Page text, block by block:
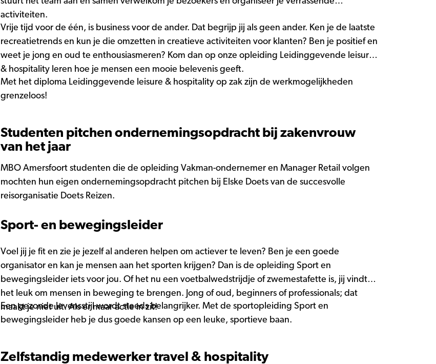
activiteiten.
Vrije tijd voor de één, is business voor de ander. Dat begrijp jij als geen ander. Ken je de laatste
recreatietrends en kun je die omzetten in creatieve activiteiten voor klanten? Ben je positief en
weet je jong en oud te enthousiasmeren? Kom dan op onze opleiding Leidinggevende leisure
& hospitality leren hoe je mensen een mooie belevenis geeft.
Met het diploma Leidinggevende leisure & hospitality op zak zijn de werkmogelijkheden
grenzeloos!
Studenten pitchen ondernemingsopdracht bij zakenvrouw
van het jaar
MBO Amersfoort studenten die de opleiding Vakman-ondernemer en Manager Retail volgen
mochten hun eigen ondernemingsopdracht pitchen bij Elske Doets van de succesvolle
reisorganisatie Doets Reizen.
Sport- en bewegingsleider
Voel jij je fit en zie je jezelf al anderen helpen om actiever te leven? Ben je een goede
organisator en kan je mensen aan het sporten krijgen? Dan is de opleiding Sport en
bewegingsleider iets voor jou. Of het nu een voetbalwedstrijdje of zwemestafette is, jij vindt
het leuk om mensen in beweging te brengen. Jong of oud, beginners of professionals; dat
maakt je niet uit. Als er maar actie in zit!
Een gezonde levensstijl wordt steeds belangrijker. Met de sportopleiding Sport en
bewegingsleider heb je dus goede kansen op een leuke, sportieve baan.
Zelfstandig medewerker travel & hospitality